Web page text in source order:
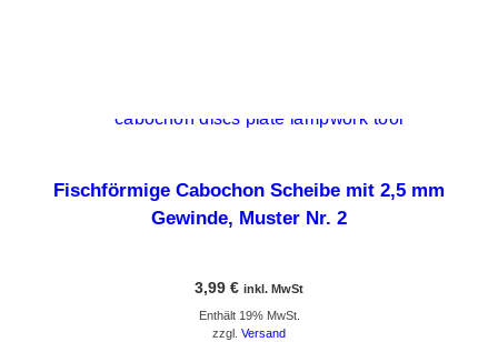
Dieses Produkt weist mehrere Varianten auf. Die Optionen können auf der Produktseite gewählt werden
Fischförmige Cabochon Scheibe mit 2,5 mm
Gewinde, Muster Nr. 2
3,99 € inkl. MwSt
Enthält 19% MwSt.
zzgl. Versand